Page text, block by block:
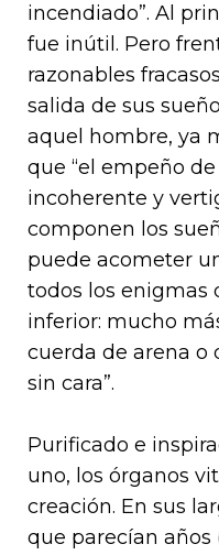
incendiado”. Al
fue inútil. Pero
razonables
salida de sus
aquel hombre, ya
que “el empeño
incoherente y
componen los
puede acometer
todos los enigmas
inferior: mucho
cuerda de arena o
sin cara”.
Purificado e
uno, los órganos
creación. En sus
que parecían años